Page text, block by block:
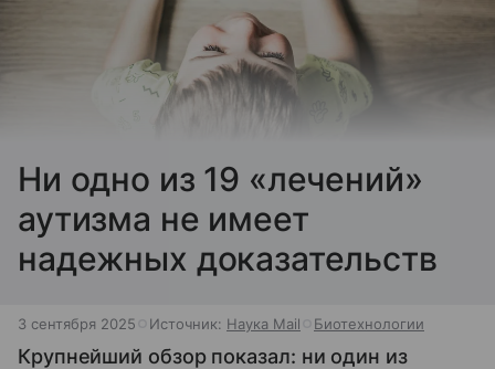
Ни одно из 19 «лечений»
аутизма не имеет
надежных доказательств
3 сентября 2025 Источник: Наука Mail Биотехнологии
Крупнейший обзор показал: ни один из